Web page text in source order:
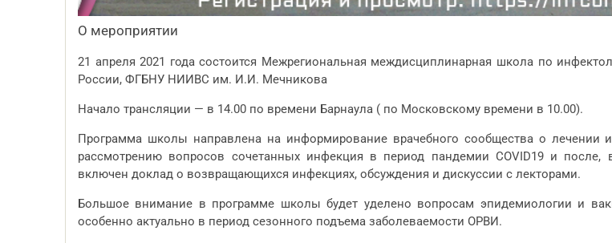
О мероприятии
21 апреля 2021 года состоится Межрегиональная междисциплинарная школа по
России, ФГБНУ НИИВС им. И.И. Мечникова
Начало трансляции — в 14.00 по времени Барнаула ( по Московскому времени в 10.00).
Программа школы направлена на информирование врачебного сообщества о лечении
рассмотрению вопросов сочетанных инфекция в период пандемии COVID19 и
включен доклад о возвращающихся инфекциях, обсуждения и дискуссии с лекторами.
Большое внимание в программе школы будет уделено вопросам эпидемиологии и
особенно актуально в период сезонного подъема заболеваемости ОРВИ.